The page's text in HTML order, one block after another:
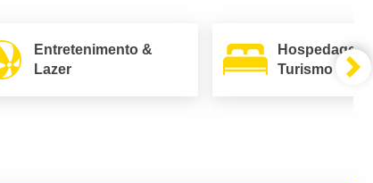
Entretenimento &
Lazer
Hospedagem
Turismo